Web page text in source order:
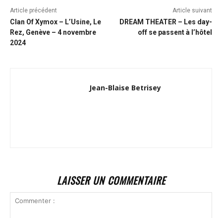
Article précédent
Clan Of Xymox – L’Usine, Le
Rez, Genève – 4 novembre
2024
Article suivant
DREAM THEATER – Les day-
off se passent à l’hôtel
Jean-Blaise Betrisey
LAISSER UN COMMENTAIRE